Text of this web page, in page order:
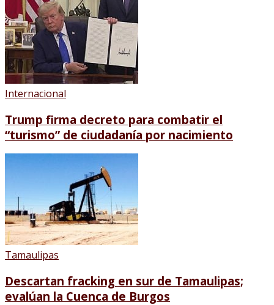
Internacional
Trump firma decreto para combatir el
“turismo” de ciudadanía por nacimiento
Tamaulipas
Descartan fracking en sur de Tamaulipas;
evalúan la Cuenca de Burgos